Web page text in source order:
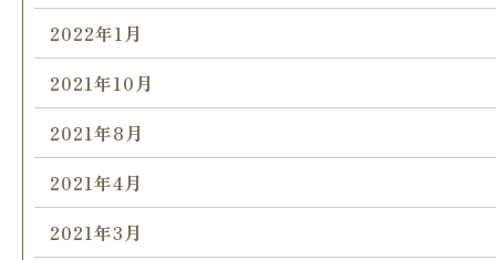
2022年1月
2021年10月
2021年8月
2021年4月
2021年3月